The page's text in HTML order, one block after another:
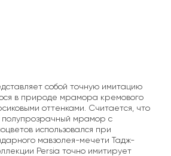
собой точную имитацию
в природе мрамора кремового
оттенками. Считается, что
полупрозрачный мрамор с
использовался при
мавзолея-мечети Тадж-
Persia точно имитирует